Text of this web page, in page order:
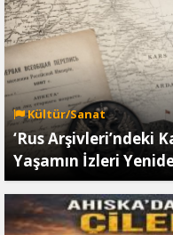
Kültür/Sanat
‘Rus Arşivleri’ndeki
Yaşamın İzleri